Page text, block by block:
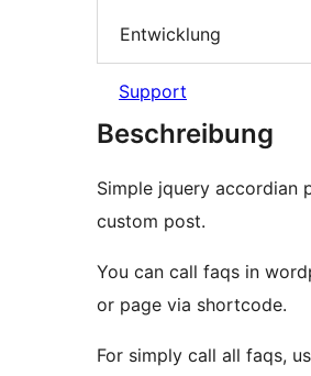
Entwicklung
Support
Beschreibung
Simple jquery accordian
custom post.
You can call faqs in
or page via shortcode.
For simply call all faqs,